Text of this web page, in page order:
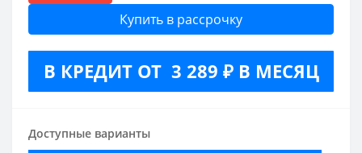
Купить в рассрочку
В КРЕДИТ ОТ 3 289 ₽ В МЕСЯЦ
Доступные варианты